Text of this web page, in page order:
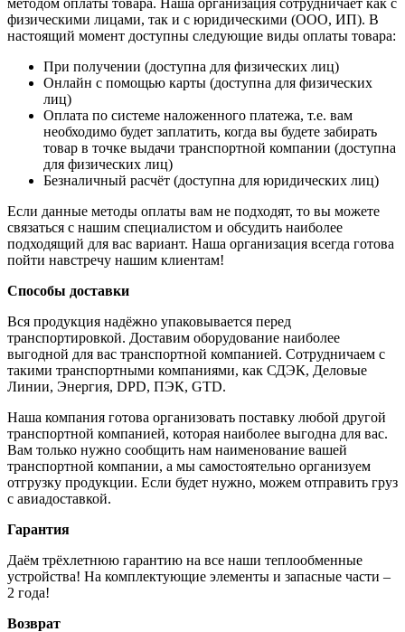
физическими лицами, так и с юридическими (ООО, ИП). В
настоящий момент доступны следующие виды оплаты товара:
При получении (доступна для физических лиц)
Онлайн с помощью карты (доступна для физических
лиц)
Оплата по системе наложенного платежа, т.е. вам
необходимо будет заплатить, когда вы будете забирать
товар в точке выдачи транспортной компании (доступна
для физических лиц)
Безналичный расчёт (доступна для юридических лиц)
Если данные методы оплаты вам не подходят, то вы можете
связаться с нашим специалистом и обсудить наиболее
подходящий для вас вариант. Наша организация всегда готова
пойти навстречу нашим клиентам!
Способы доставки
Вся продукция надёжно упаковывается перед
транспортировкой. Доставим оборудование наиболее
выгодной для вас транспортной компанией. Сотрудничаем с
такими транспортными компаниями, как СДЭК, Деловые
Линии, Энергия, DPD, ПЭК, GTD.
Наша компания готова организовать поставку любой другой
транспортной компанией, которая наиболее выгодна для вас.
Вам только нужно сообщить нам наименование вашей
транспортной компании, а мы самостоятельно организуем
отгрузку продукции. Если будет нужно, можем отправить груз
с авиадоставкой.
Гарантия
Даём трёхлетнюю гарантию на все наши теплообменные
устройства! На комплектующие элементы и запасные части –
2 года!
Возврат